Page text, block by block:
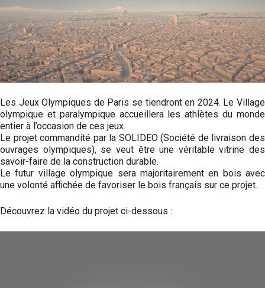
Les Jeux Olympiques de Paris se tiendront en 2024. Le Village
olympique et paralympique accueillera les athlètes du monde
entier à l’occasion de ces jeux.
Le projet commandité par la SOLIDEO (Société de livraison des
ouvrages olympiques), se veut être une véritable vitrine des
savoir-faire de la construction durable.
Le futur village olympique sera majoritairement en bois avec
une volonté affichée de favoriser le bois français sur ce projet.
Découvrez la vidéo du projet ci-dessous :